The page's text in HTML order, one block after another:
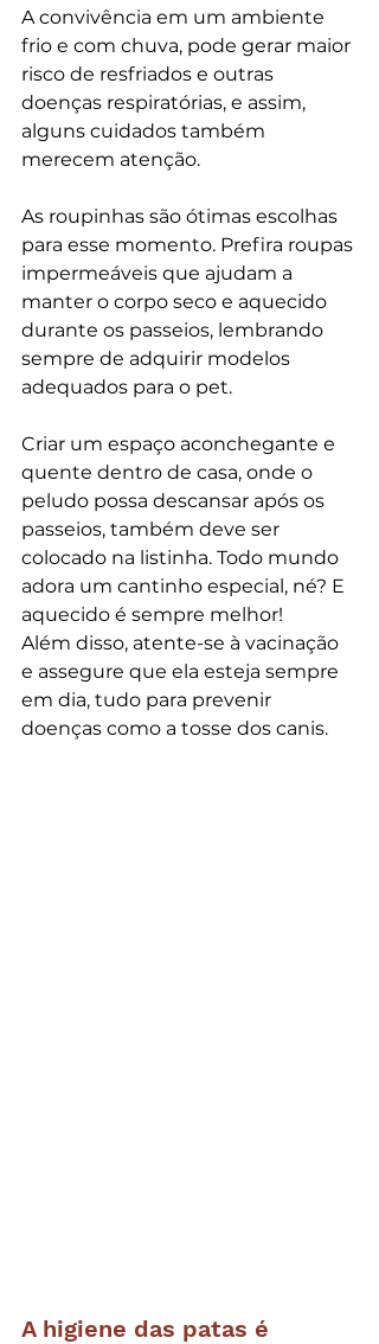
A convivência em um ambiente
frio e com chuva, pode gerar maior
risco de resfriados e outras
doenças respiratórias, e assim,
alguns cuidados também
merecem atenção.
As roupinhas são ótimas escolhas
para esse momento. Prefira roupas
impermeáveis que ajudam a
manter o corpo seco e aquecido
durante os passeios, lembrando
sempre de adquirir modelos
adequados para o pet.
Criar um espaço aconchegante e
quente dentro de casa, onde o
peludo possa descansar após os
passeios, também deve ser
colocado na listinha. Todo mundo
adora um cantinho especial, né? E
aquecido é sempre melhor!
Além disso, atente-se à vacinação
e assegure que ela esteja sempre
em dia, tudo para prevenir
doenças como a tosse dos canis.
A higiene das patas é